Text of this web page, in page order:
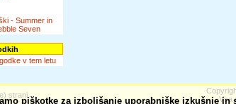
- Summer in
Seven
v tem letu
strani
Vsa
piškotke za izboljšanje uporabniške izkušnje in